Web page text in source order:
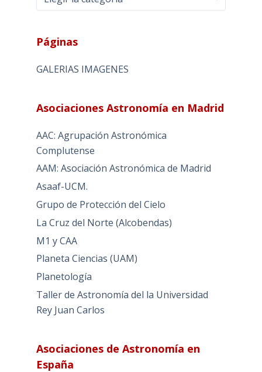
Páginas
GALERIAS IMAGENES
Asociaciones Astronomía en Madrid
AAC: Agrupación Astronómica
Complutense
AAM: Asociación Astronómica de Madrid
Asaaf-UCM.
Grupo de Protección del Cielo
La Cruz del Norte (Alcobendas)
M1 y CAA
Planeta Ciencias (UAM)
Planetología
Taller de Astronomía del la Universidad
Rey Juan Carlos
Asociaciones de Astronomía en
España